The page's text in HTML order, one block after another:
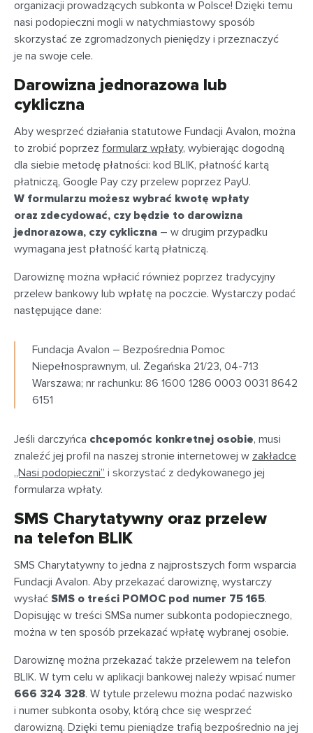
organizacji prowadzących subkonta w Polsce! Dzięki temu
nasi podopieczni mogli w natychmiastowy sposób
skorzystać ze zgromadzonych pieniędzy i przeznaczyć
je na swoje cele.
Darowizna jednorazowa lub
cykliczna
Aby wesprzeć działania statutowe Fundacji Avalon, można
to zrobić poprzez formularz wpłaty, wybierając dogodną
dla siebie metodę płatności: kod BLIK, płatność kartą
płatniczą, Google Pay czy przelew poprzez PayU.
W formularzu możesz wybrać kwotę wpłaty
oraz zdecydować, czy będzie to darowizna
jednorazowa, czy cykliczna – w drugim przypadku
wymagana jest płatność kartą płatniczą.
Darowiznę można wpłacić również poprzez tradycyjny
przelew bankowy lub wpłatę na poczcie. Wystarczy podać
następujące dane:
Fundacja Avalon – Bezpośrednia Pomoc
Niepełnosprawnym, ul. Żegańska 21/23, 04-713
Warszawa; nr rachunku: 86 1600 1286 0003 0031 8642
6151
Jeśli darczyńca chcepomóc konkretnej osobie, musi
znaleźć jej profil na naszej stronie internetowej w zakładce
„Nasi podopieczni” i skorzystać z dedykowanego jej
formularza wpłaty.
SMS Charytatywny oraz przelew
na telefon BLIK
SMS Charytatywny to jedna z najprostszych form wsparcia
Fundacji Avalon. Aby przekazać darowiznę, wystarczy
wysłać SMS o treści POMOC pod numer 75 165.
Dopisując w treści SMSa numer subkonta podopiecznego,
można w ten sposób przekazać wpłatę wybranej osobie.
Darowiznę można przekazać także przelewem na telefon
BLIK. W tym celu w aplikacji bankowej należy wpisać numer
666 324 328. W tytule przelewu można podać nazwisko
i numer subkonta osoby, którą chce się wesprzeć
darowizną. Dzięki temu pieniądze trafią bezpośrednio na jej